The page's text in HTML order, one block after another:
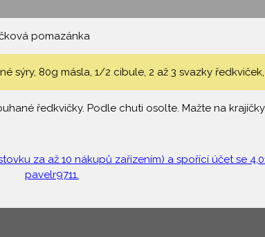
pomazánka
80g másla, 1/2 cibule, 2 až 3 svazky ředkviček,
ředkvičky. Podle chuti osolte. Mažte na
za až 10 nákupů zařízením) a spořící účet se
pavelr9711.